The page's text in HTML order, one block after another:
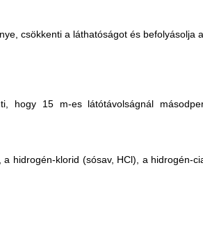
csökkenti a láthatóságot és befolyásolja
hogy 15 m-es látótávolságnál
hidrogén-klorid (sósav, HCl), a hidrogén-